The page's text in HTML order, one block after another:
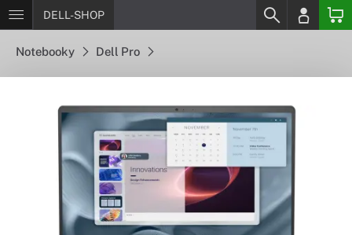
DELL-SHOP
Notebooky Dell Pro